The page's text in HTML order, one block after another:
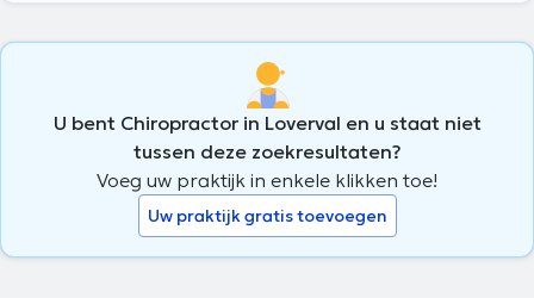
U bent Chiropractor in Loverval en u staat niet
tussen deze zoekresultaten?
Voeg uw praktijk in enkele klikken toe!
Uw praktijk gratis toevoegen